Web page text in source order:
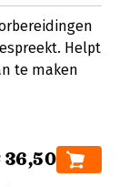
Helpt
te maken
36,50